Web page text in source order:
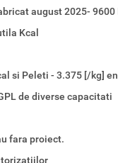
august 2025-
Kcal
si Peleti - 3.375 [/kg]
de diverse capacitati
fara proiect.